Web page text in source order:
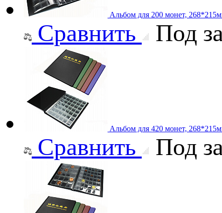
Альбом для 200 монет,
Сравнить Под
Альбом для 420 монет,
Сравнить Под